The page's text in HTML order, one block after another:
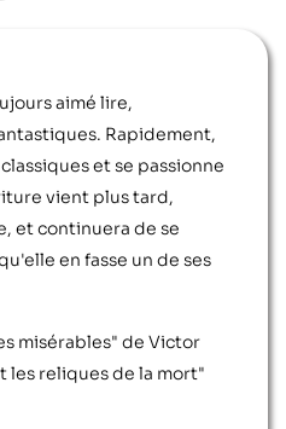
aimé lire,
Rapidement,
et se passionne
vient plus tard,
et continuera de se
en fasse un de ses
misérables" de Victor
les reliques de la mort"